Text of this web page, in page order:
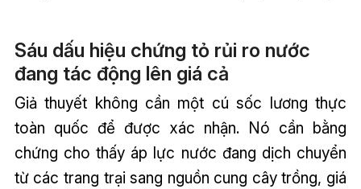
Sáu dấu hiệu chứng tỏ rủi ro nước
đang tác động lên giá cả
Giả thuyết không cần một cú sốc lương thực
toàn quốc để được xác nhận. Nó cần bằng
chứng cho thấy áp lực nước đang dịch chuyển
từ các trang trại sang nguồn cung cây trồng, giá